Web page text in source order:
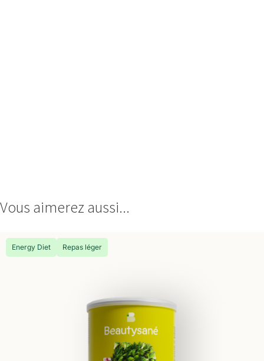
Vous aimerez aussi...
Energy Diet Repas léger